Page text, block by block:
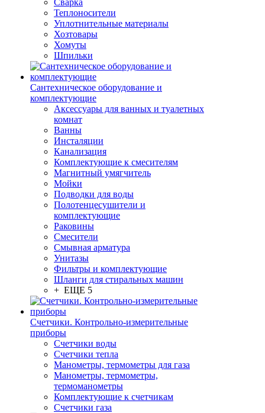
Сварка
Теплоносители
Уплотнительные материалы
Хозтовары
Хомуты
Шпильки
Сантехническое оборудование и
комплектующие
Аксессуары для ванных и туалетных
комнат
Ванны
Инсталяции
Канализация
Комплектующие к смесителям
Магнитный умягчитель
Мойки
Подводки для воды
Полотенцесушители и
комплектующие
Раковины
Смесители
Смывная арматура
Унитазы
Фильтры и комплектующие
Шланги для стиральных машин
+ ЕЩЕ 5
Счетчики. Контрольно-измерительные
приборы
Счетчики воды
Счетчики тепла
Манометры, термометры для газа
Манометры, термометры,
термоманометры
Комплектующие к счетчикам
Счетчики газа